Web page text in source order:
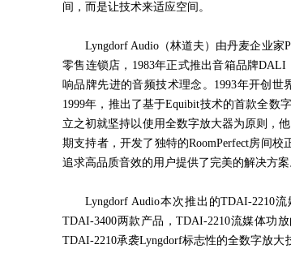
间，而是让技术来适应空间。
Lyngdorf Audio（林道夫）由丹麦企业家
零售连锁店， 1983年正式推出音箱品牌DALI
响品牌先进的音频技术理念。 1993年开创世
1999年，推出了基于Equibit技术的首款全数
立之初就坚持以使用全数字放大器为原则，
期支持者，开发了独特的RoomPerfect房间校
追求高品质音效的用户提供了完美的解决方案
Lyngdorf Audio本次推出的TDAI-2210流
TDAI-3400两款产品，TDAI-2210流媒体功
TDAI-2210承袭Lyngdorf标志性的全数字放大